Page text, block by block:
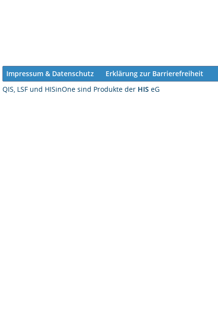
Impressum & Datenschutz
Erklärung zur Barrierefreiheit
QIS, LSF und HISinOne sind Produkte der HIS eG